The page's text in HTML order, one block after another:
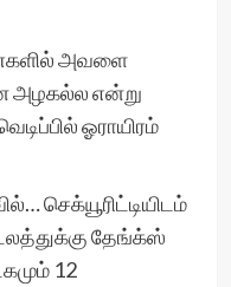
அவளை
அழகல்ல என்று
ஓராயிரம்
செக்யூரிட்டியிடம்
தேங்க்ஸ்
12